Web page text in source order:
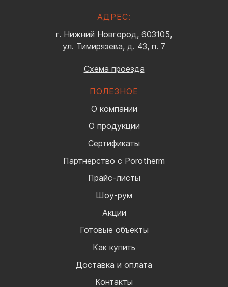
АДРЕС:
г. Нижний Новгород, 603105,
ул. Тимирязева, д. 43, п. 7
Схема проезда
ПОЛЕЗНОЕ
О компании
О продукции
Сертификаты
Партнерство с Porotherm
Прайс-листы
Шоу-рум
Акции
Готовые объекты
Как купить
Доставка и оплата
Контакты